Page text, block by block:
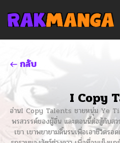
กลับ
I Copy
อ่านI Copy Talents ชายหนุ่ม Ye
พรสวรรค์ของผู้อื่น และตอนนี้ต่อสู้กับส
เขา เขาพยายามดิ้นรนเพื่อเอาชีวิตรอ